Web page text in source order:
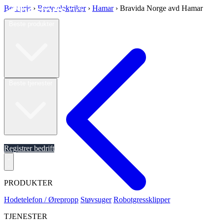
Registrer bedrift
PRODUKTER
Hodetelefon / Ørepropp Støvsuger Robotgressklipper
TJENESTER
Best pris › Beste elektriker › Hamar › Bravida Norge avd Hamar